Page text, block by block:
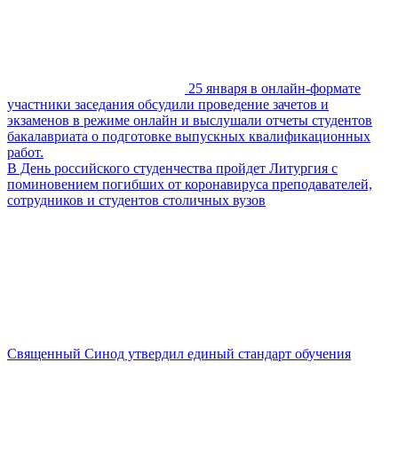
25 января в онлайн-формате
участники заседания обсудили проведение зачетов и
экзаменов в режиме онлайн и выслушали отчеты студентов
бакалавриата о подготовке выпускных квалификационных
работ.
В День российского студенчества пройдет Литургия с
поминовением погибших от коронавируса преподавателей,
сотрудников и студентов столичных вузов
Священный Синод утвердил единый стандарт обучения